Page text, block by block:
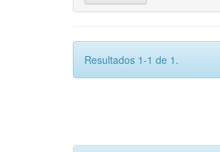
Resultados 1-1 de 1.